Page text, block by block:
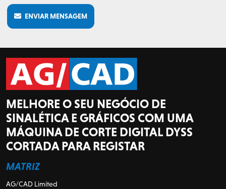
ENVIAR MENSAGEM
MELHORE O SEU NEGÓCIO DE
SINALÉTICA E GRÁFICOS COM UMA
MÁQUINA DE CORTE DIGITAL DYSS
CORTADA PARA REGISTAR
MATRIZ
AG/CAD Limited